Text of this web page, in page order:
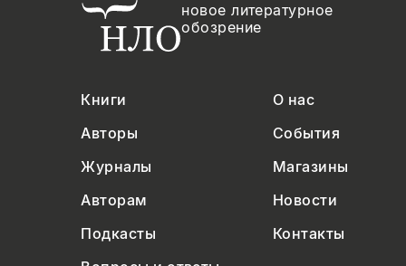
новое литературное
обозрение
Книги
О нас
Авторы
События
Журналы
Магазины
Авторам
Новости
Подкасты
Контакты